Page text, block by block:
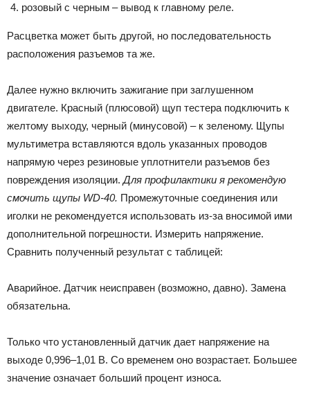
розовый с черным – вывод к главному реле.
Расцветка может быть другой, но последовательность
расположения разъемов та же.
Далее нужно включить зажигание при заглушенном
двигателе. Красный (плюсовой) щуп тестера подключить к
желтому выходу, черный (минусовой) – к зеленому. Щупы
мультиметра вставляются вдоль указанных проводов
напрямую через резиновые уплотнители разъемов без
повреждения изоляции. Для профилактики я рекомендую
смочить щупы WD-40. Промежуточные соединения или
иголки не рекомендуется использовать из-за вносимой ими
дополнительной погрешности. Измерить напряжение.
Сравнить полученный результат с таблицей:
Аварийное. Датчик неисправен (возможно, давно). Замена
обязательна.
Только что установленный датчик дает напряжение на
выходе 0,996–1,01 В. Со временем оно возрастает. Большее
значение означает больший процент износа.